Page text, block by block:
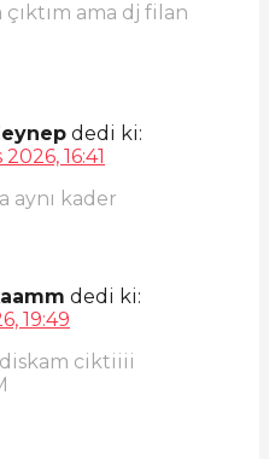
ama dj filan
dedi ki:
2026, 16:41
aynı kader
dedi ki:
19:49
ciktiiii